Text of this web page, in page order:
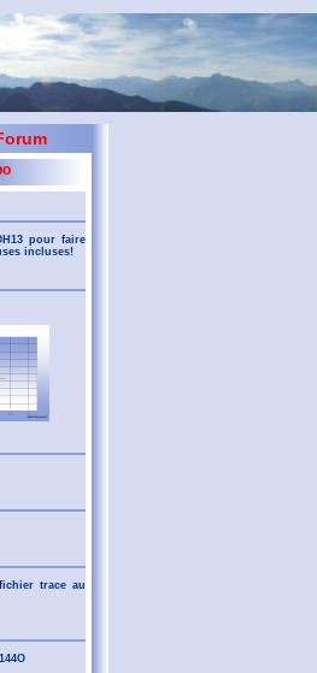
pour faire
incluses!
trace au